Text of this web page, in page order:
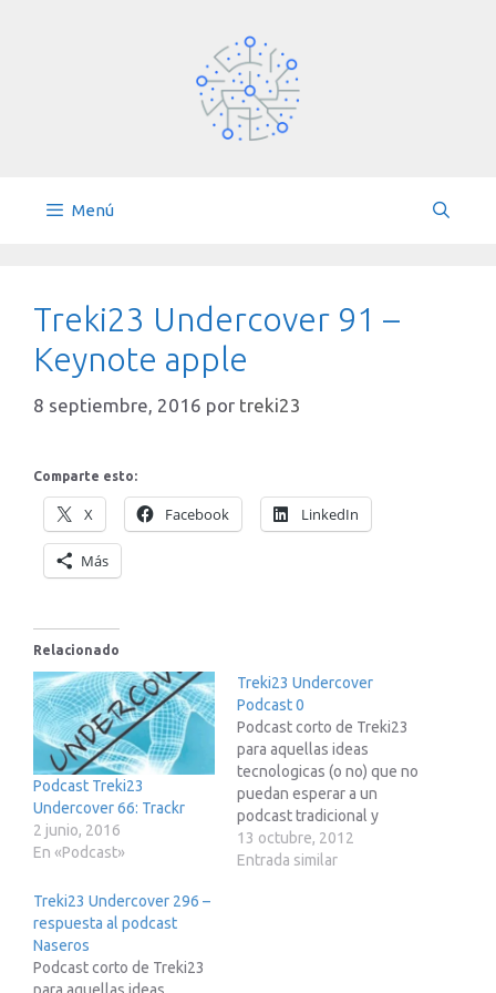
Menú
Treki23 Undercover 91 –
Keynote apple
8 septiembre, 2016 por treki23
Comparte esto:
X Facebook LinkedIn
Más
Relacionado
Podcast Treki23
Undercover 66: Trackr
2 junio, 2016
En «Podcast»
Treki23 Undercover
Podcast 0
Podcast corto de Treki23
para aquellas ideas
tecnologicas (o no) que no
puedan esperar a un
podcast tradicional y
completo
13 octubre, 2012
Entrada similar
Treki23 Undercover 296 –
respuesta al podcast
Naseros
Podcast corto de Treki23
para aquellas ideas